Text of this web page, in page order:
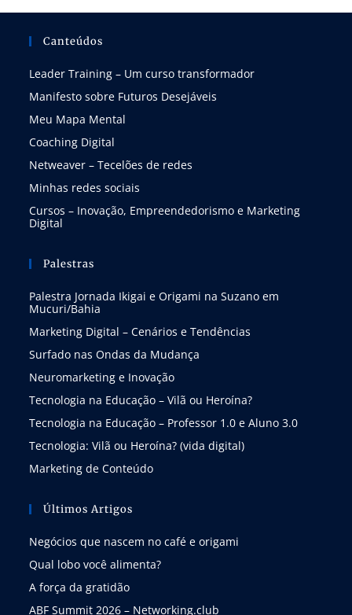
Canteúdos
Leader Training – Um curso transformador
Manifesto sobre Futuros Desejáveis
Meu Mapa Mental
Coaching Digital
Netweaver – Tecelões de redes
Minhas redes sociais
Cursos – Inovação, Empreendedorismo e Marketing
Digital
Palestras
Palestra Jornada Ikigai e Origami na Suzano em
Mucuri/Bahia
Marketing Digital – Cenários e Tendências
Surfado nas Ondas da Mudança
Neuromarketing e Inovação
Tecnologia na Educação – Vilã ou Heroína?
Tecnologia na Educação – Professor 1.0 e Aluno 3.0
Tecnologia: Vilã ou Heroína? (vida digital)
Marketing de Conteúdo
Últimos Artigos
Negócios que nascem no café e origami
Qual lobo você alimenta?
A força da gratidão
ABF Summit 2026 – Networking.club